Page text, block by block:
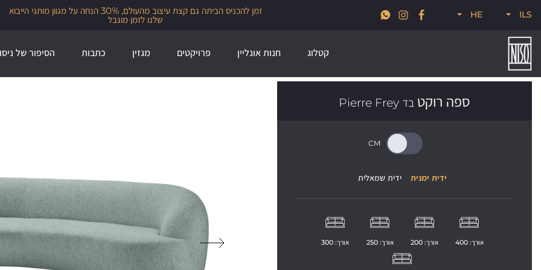
ILS
HE
חדש לקיץ 2026, קולקציות סטרים, פודל, ונודוס זמן להכניס הביתה גם קצת עיצוב מהעולם, 30% הנחה על מגוון מותגי הייבוא
שלנו לזמן מוגבל
קטלוג חנות אונליין פרויקטים מגזין כתבות הסיפור של ניסו
ספה רוקט בד Pierre Frey
ידית ימנית ידית שמאלית
אורך: 400 אורך: 200 אורך: 250 אורך: 300